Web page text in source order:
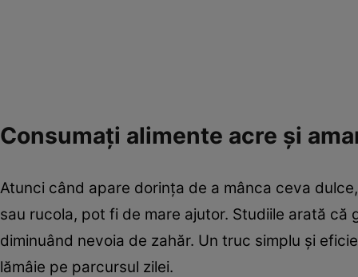
Consumați alimente acre și
Atunci când apare dorința de a mânca ceva
sau rucola, pot fi de mare ajutor. Studiile arată
diminuând nevoia de zahăr. Un truc simplu și
lămâie pe parcursul zilei.